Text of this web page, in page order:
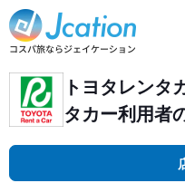
トヨタレンタ
タカー利用者